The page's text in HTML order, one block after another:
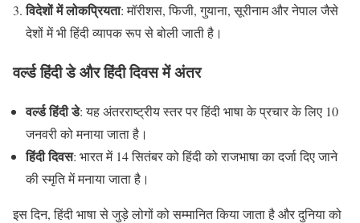
विदेशों में लोकप्रियता: मॉरीशस, फिजी, गुयाना, सूरीनाम और नेपाल जैसे
देशों में भी हिंदी व्यापक रूप से बोली जाती है।
वर्ल्ड हिंदी डे और हिंदी दिवस में अंतर
वर्ल्ड हिंदी डे: यह अंतरराष्ट्रीय स्तर पर हिंदी भाषा के प्रचार के लिए 10
जनवरी को मनाया जाता है।
हिंदी दिवस: भारत में 14 सितंबर को हिंदी को राजभाषा का दर्जा दिए जाने
की स्मृति में मनाया जाता है।
इस दिन, हिंदी भाषा से जुड़े लोगों को सम्मानित किया जाता है और दुनिया को